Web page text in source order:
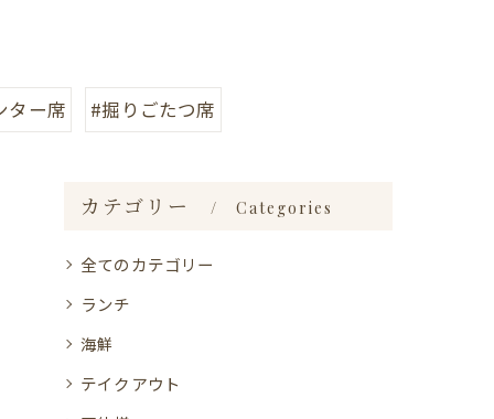
ター席 #掘りごたつ席
カテゴリー Categories
全てのカテゴリー
ランチ
海鮮
テイクアウト